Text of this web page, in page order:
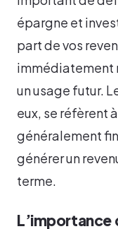
épargne et
part de vos
immédiatement
un usage futur.
eux, se réfèrent
généralement
générer un
terme.
L’importance